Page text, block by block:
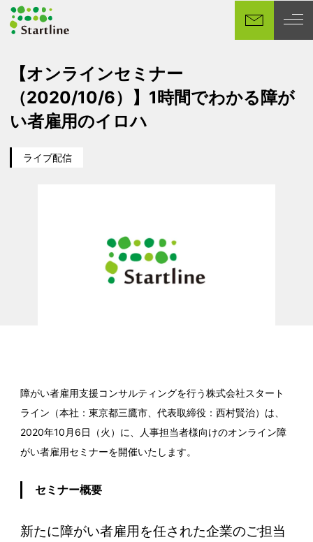
イ
へ
移
【オンラインセミナー
（2020/10/6）】1時間でわかる障が
い者雇用のイロハ
カテゴリー
ライブ配信
障がい者雇用支援コンサルティングを行う株式会社スタート
ライン（本社：東京都三鷹市、代表取締役：西村賢治）は、
2020年10月6日（火）に、人事担当者様向けのオンライン障
がい者雇用セミナーを開催いたします。
セミナー概要
新たに障がい者雇用を任された企業のご担当